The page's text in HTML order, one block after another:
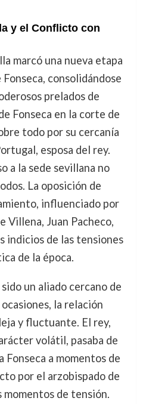
y el Conflicto con
marcó una nueva etapa
consolidándose
prelados de
Fonseca en la corte de
todo por su cercanía
esposa del rey.
a la sede sevillana no
La oposición de
influenciado por
Villena, Juan Pacheco,
indicios de las tensiones
de la época.
un aliado cercano de
la relación
y fluctuante. El rey,
volátil, pasaba de
Fonseca a momentos de
por el arzobispado de
momentos de tensión.